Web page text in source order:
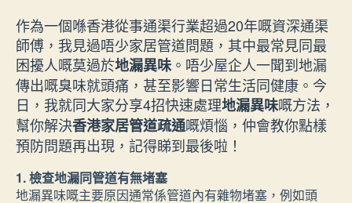
作為一個喺香港從事通渠行業超過20年嘅資深通渠
師傅，我見過唔少家居管道問題，其中最常見同最
困擾人嘅莫過於地漏異味 。唔少屋企人一聞到地漏
傳出嘅臭味就頭痛，甚至影響日常生活同健康。今
日，我就同大家分享4招快速處理地漏異味嘅方法，
幫你解決香港家居管道疏通嘅煩惱，仲會教你點樣
預防問題再出現，記得睇到最後啦！
1. 檢查地漏同管道有無堵塞
地漏異味嘅主要原因通常係管道內有雜物堵塞，例如頭